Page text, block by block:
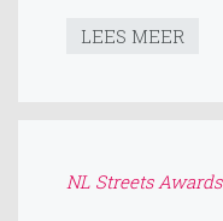
LEES MEER
NL Streets Awards